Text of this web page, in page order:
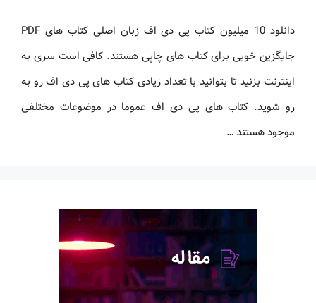
دانلود 10 میلیون کتاب پی دی اف زبان اصلی کتاب های PDF
جایگزین خوبی برای کتاب های چاپی هستند. کافی است سری به
اینترنت بزنید تا بتوانید با تعداد زیادی کتاب های پی دی اف رو به
رو شوید. کتاب های پی دی اف عموما در موضوعات مختلفی
موجود هستند …